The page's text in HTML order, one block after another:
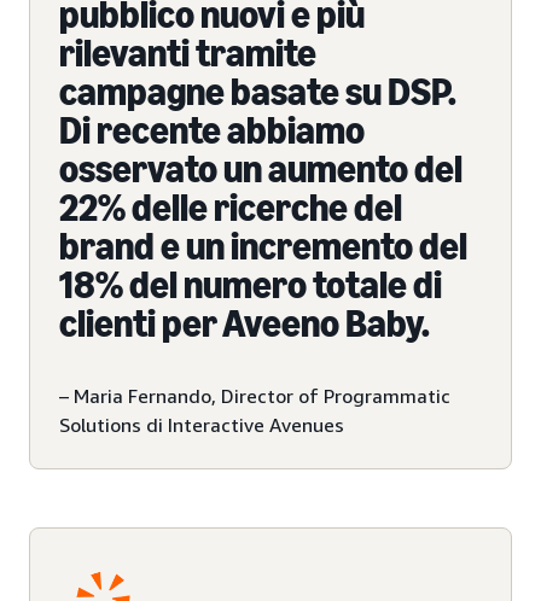
pubblico nuovi e più
rilevanti tramite
campagne basate su DSP.
Di recente abbiamo
osservato un aumento del
22% delle ricerche del
brand e un incremento del
18% del numero totale di
clienti per Aveeno Baby.
– Maria Fernando, Director of Programmatic
Solutions di Interactive Avenues